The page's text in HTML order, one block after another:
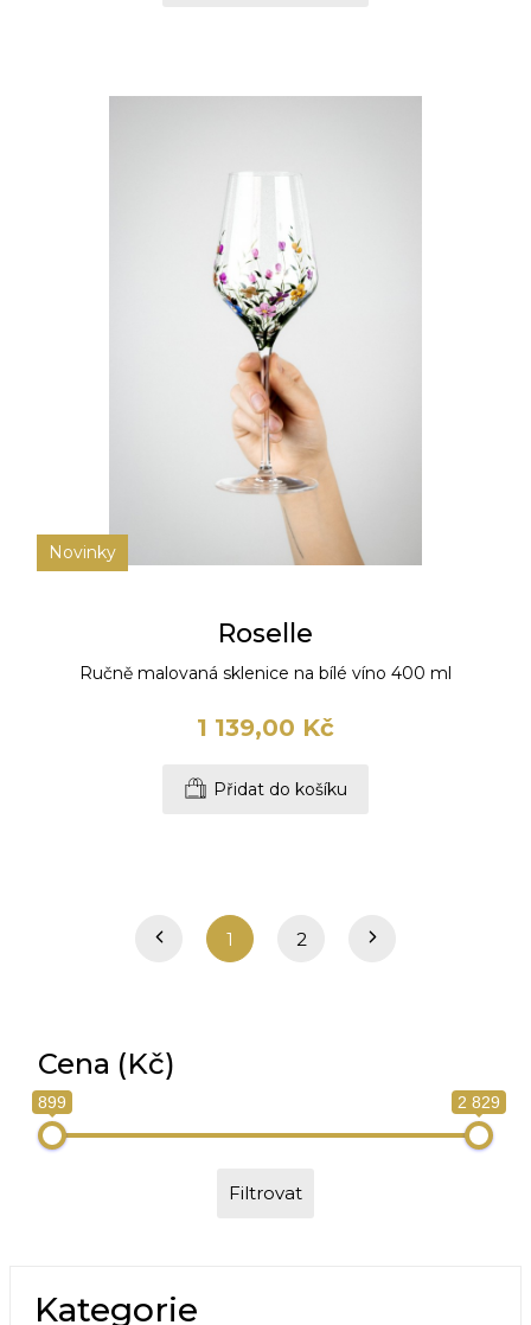
Novinky
Roselle
Ručně malovaná sklenice na bílé víno 400 ml
1 139,00 Kč
Přidat do košíku
1 2
Cena (Kč)
899 2 829
Filtrovat
Kategorie